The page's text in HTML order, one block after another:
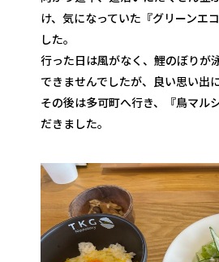
け、気になっていた『グリーンエ
した。
行った日は風がなく、鯉のぼりが
できませんでしたが、良い思い出
その後は多可町へ行き、『鳥マル
だきました。